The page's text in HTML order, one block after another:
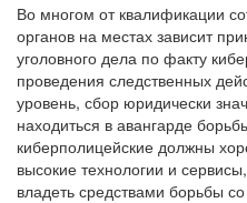
Во многом от квалификации
органов на местах зависит
уголовного дела по факту
проведения следственных
уровень, сбор юридически
находиться в авангарде
киберполицейские должны
высокие технологии и
владеть средствами борьбы